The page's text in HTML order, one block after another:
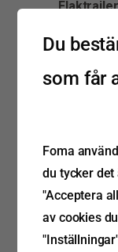
Flaktrailer
och
med
Med Dry
torrt
skiljevägg
varianter
Du
som får
Foma
du tycker det
"Acceptera
av cookies